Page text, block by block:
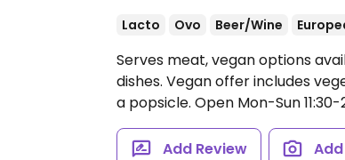
Lacto Ovo Beer/Wine
Serves meat, vegan options
dishes. Vegan offer includes
a popsicle. Open Mon-Sun 11:30-
Add Review